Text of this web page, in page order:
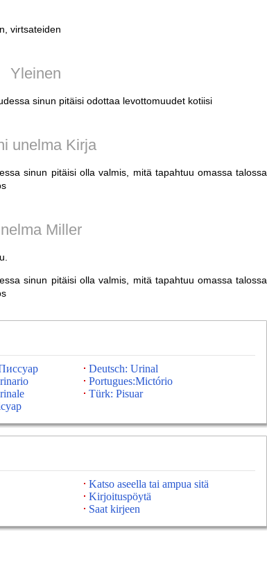
virtsateiden
Yleinen
sinun pitäisi odottaa levottomuudet kotiisi
unelma Kirja
sinun pitäisi olla valmis, mitä tapahtuu omassa talossa
Miller
sinun pitäisi olla valmis, mitä tapahtuu omassa talossa
Deutsch: Urinal
Portugues:Mictório
Türk: Pisuar
Katso aseella tai ampua sitä
Kirjoituspöytä
Saat kirjeen